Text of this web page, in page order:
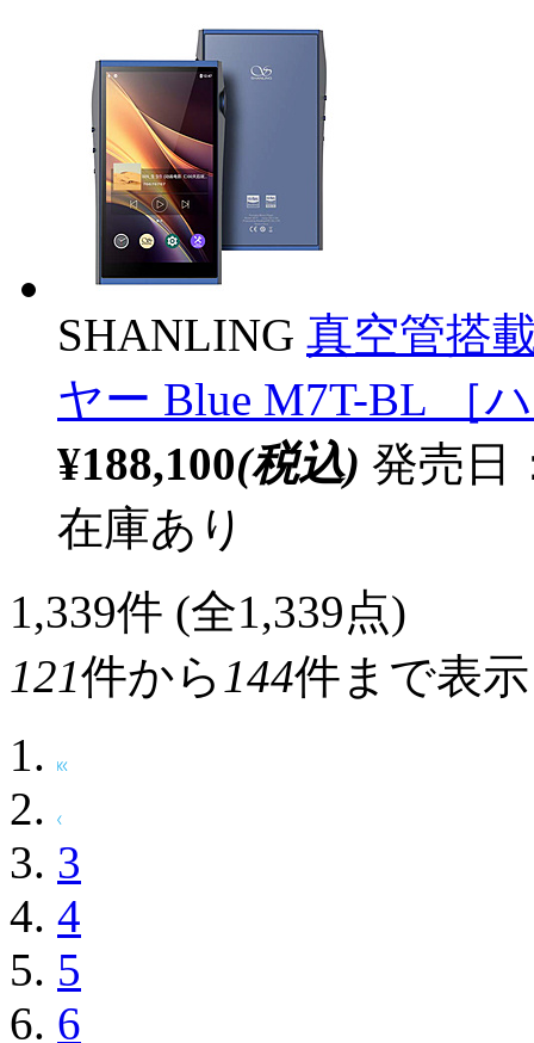
SHANLING 真空管搭
ヤー Blue M7T-BL ［
¥188,100(税込) 発売日
在庫あり
1,339件 (全1,339点)
121件から 144件まで表示
3
4
5
6